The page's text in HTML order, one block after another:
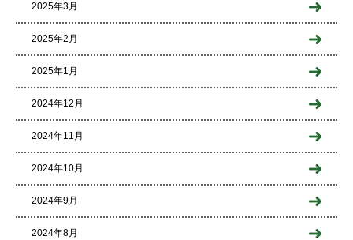
2025年3月
2025年2月
2025年1月
2024年12月
2024年11月
2024年10月
2024年9月
2024年8月